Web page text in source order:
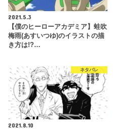
2021.5.3
【僕のヒーローアカデミア】蛙吹
梅雨(あすいつゆ)のイラストの描
き方は!?…
ネタバレ
2021.8.10